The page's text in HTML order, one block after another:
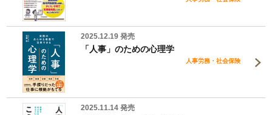
2025.12.19 発売
「人事」のための心理学
人事労務・社会保険
2025.11.14 発売